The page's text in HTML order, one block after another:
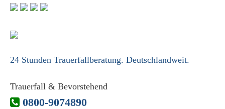
24 Stunden Trauerfallberatung. Deutschlandweit.
Trauerfall & Bevorstehend
0800-9074890